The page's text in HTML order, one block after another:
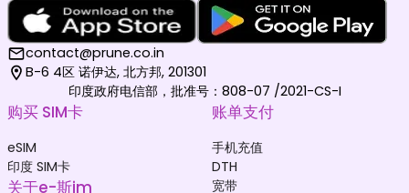
contact@prune.co.in
B-6 4区 诺伊达, 北方邦, 201301
印度政府电信部，批准号：808-07 /2021-CS-I
购买 SIM卡
eSIM
印度 SIM卡
关于e-斯im
账单支付
手机充值
DTH
宽带